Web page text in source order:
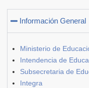
Información General
Ministerio de
Intendencia de
Subsecretaria de
Integra